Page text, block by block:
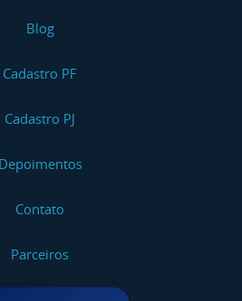
Blog
Cadastro PF
Cadastro PJ
Depoimentos
Contato
Parceiros